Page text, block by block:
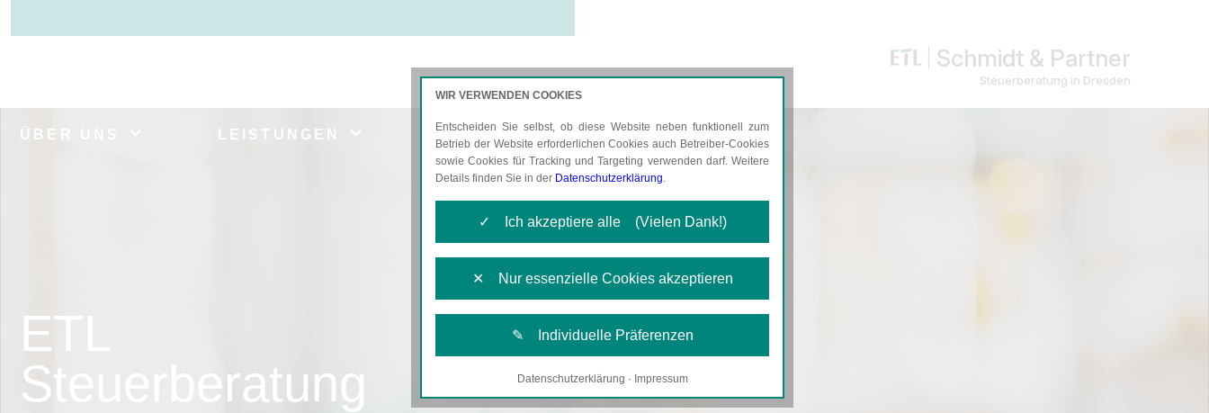
Schmidt & Partner
Steuerberatung in Dresden
ÜBER UNS LEISTUNGEN AKTUELLES KARRIERE
ETL
Steuerberatung
WIR VERWENDEN COOKIES
Entscheiden Sie selbst, ob diese Website neben funktionell zum
Betrieb der Website erforderlichen Cookies auch Betreiber-Cookies
sowie Cookies für Tracking und Targeting verwenden darf. Weitere
Details finden Sie in der Datenschutzerklärung.
✓ Ich akzeptiere alle (Vielen Dank!)
✕ Nur essenzielle Cookies akzeptieren
✎ Individuelle Präferenzen
Notwendige Cookies
Datenschutzerklärung · Impressum